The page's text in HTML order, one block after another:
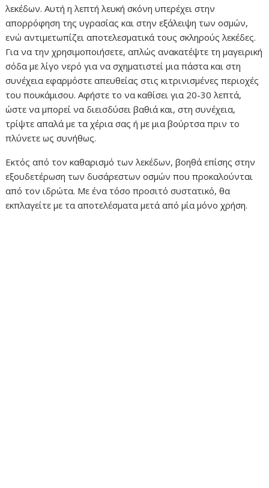
λεκέδων. Αυτή η λεπτή λευκή σκόνη υπερέχει στην
απορρόφηση της υγρασίας και στην εξάλειψη των οσμών,
ενώ αντιμετωπίζει αποτελεσματικά τους σκληρούς λεκέδες.
Για να την χρησιμοποιήσετε, απλώς ανακατέψτε τη μαγειρική
σόδα με λίγο νερό για να σχηματιστεί μια πάστα και στη
συνέχεια εφαρμόστε απευθείας στις κιτρινισμένες περιοχές
του πουκάμισου. Αφήστε το να καθίσει για 20-30 λεπτά,
ώστε να μπορεί να διεισδύσει βαθιά και, στη συνέχεια,
τρίψτε απαλά με τα χέρια σας ή με μια βούρτσα πριν το
πλύνετε ως συνήθως.
Εκτός από τον καθαρισμό των λεκέδων, βοηθά επίσης στην
εξουδετέρωση των δυσάρεστων οσμών που προκαλούνται
από τον ιδρώτα. Με ένα τόσο προσιτό συστατικό, θα
εκπλαγείτε με τα αποτελέσματα μετά από μία μόνο χρήση.